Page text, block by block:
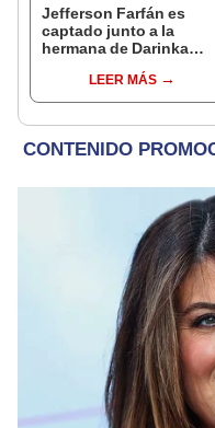
Jefferson Farfán es
captado junto a la
hermana de Darinka
Kanashiro trabajaba: “Él
tiene sus…”
LEER MÁS